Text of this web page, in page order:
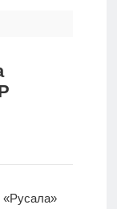
«Русала»